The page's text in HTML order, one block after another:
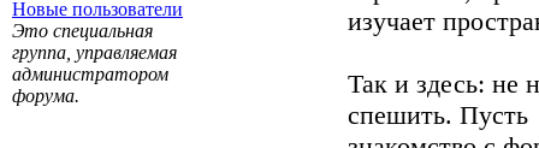
Новые пользователи
Это специальная
группа, управляемая
администратором
форума.
изучает
Так и здесь: не
спешить. Пусть